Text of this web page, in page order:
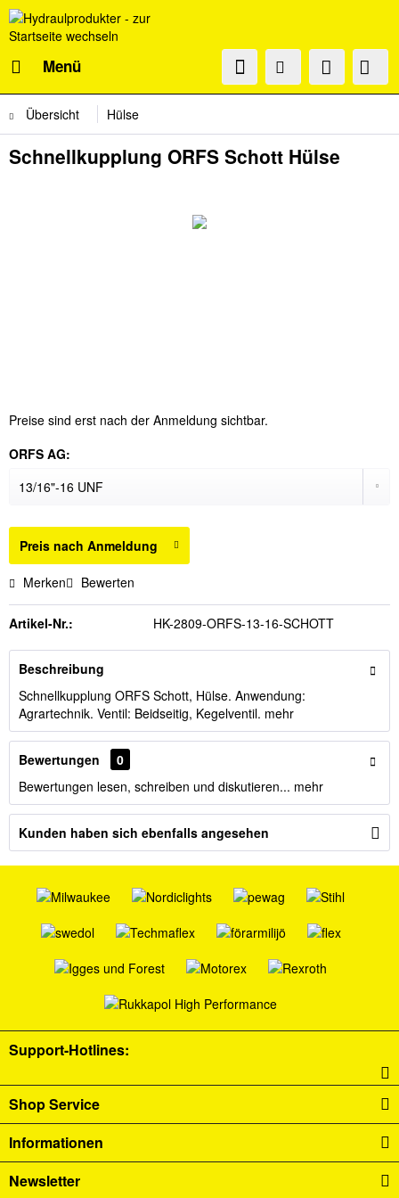
Menü
Übersicht Hülse
Schnellkupplung ORFS Schott Hülse
Preise sind erst nach der Anmeldung sichtbar.
ORFS AG:
Preis nach Anmeldung
Merken Bewerten
Artikel-Nr.: HK-2809-ORFS-13-16-SCHOTT
Beschreibung
Schnellkupplung ORFS Schott, Hülse. Anwendung:
Agrartechnik. Ventil: Beidseitig, Kegelventil. mehr
Bewertungen
0
Bewertungen lesen, schreiben und diskutieren... mehr
Kunden haben sich ebenfalls angesehen
Support-Hotlines:
Shop Service
Informationen
Newsletter